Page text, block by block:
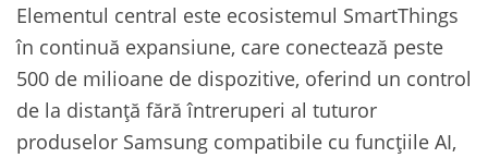
Elementul central este ecosistemul SmartThings
în continuă expansiune, care conectează peste
500 de milioane de dispozitive, oferind un control
de la distanță fără întreruperi al tuturor
produselor Samsung compatibile cu funcțiile AI,